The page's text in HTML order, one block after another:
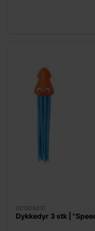
021926031
Dykkedyr 3 stk |